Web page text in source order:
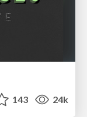
143 24k